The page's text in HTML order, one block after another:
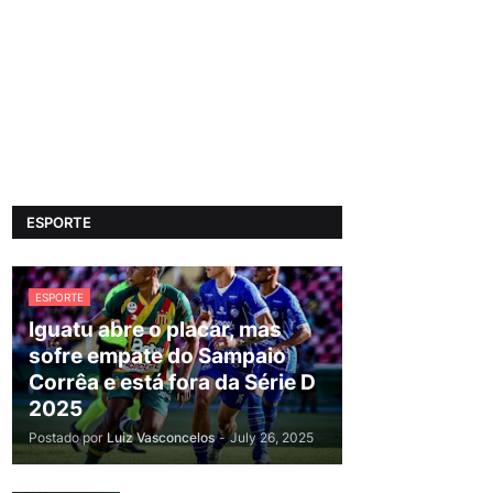
ESPORTE
ESPORTE
Iguatu abre o placar, mas
sofre empate do Sampaio
Corrêa e está fora da Série D
2025
Postado por Luiz Vasconcelos - July 26, 2025